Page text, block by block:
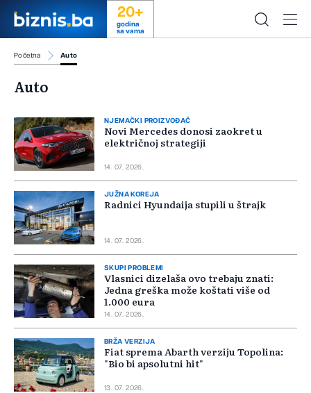
20+
godina
sa vama
Početna Auto
Auto
NJEMAČKI PROIZVOĐAČ
Novi Mercedes donosi zaokret u
električnoj strategiji
14. 07. 2026.
JUŽNA KOREJA
Radnici Hyundaija stupili u štrajk
14. 07. 2026.
SKUPI PROBLEMI
Vlasnici dizelaša ovo trebaju znati:
Jedna greška može koštati više od
1.000 eura
14. 07. 2026.
BRŽA VERZIJA
Fiat sprema Abarth verziju Topolina:
"Bio bi apsolutni hit"
13. 07. 2026.